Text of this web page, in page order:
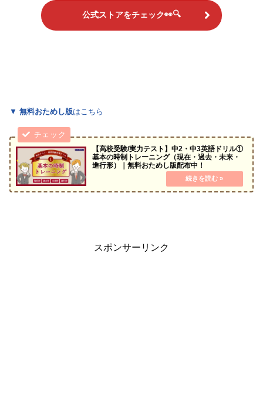
公式ストアをチェック👀🔍
▼ 無料おためし版はこちら
【高校受験/実力テスト】中2・中3英語ドリル①
基本の時制トレーニング（現在・過去・未来・
進行形）｜無料おためし版配布中！
スポンサーリンク